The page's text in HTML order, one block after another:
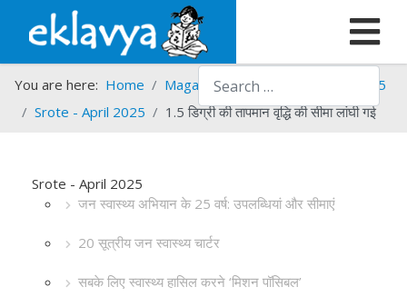
Search
You are here: Home Magazines Srote
Srote - 2025
Srote - April 2025
1.5 डिग्री की तापमान वृद्धि की सीमा लांघी गई
Srote - April 2025
जन स्वास्थ्य अभियान के 25 वर्ष: उपलब्धियां और सीमाएं
20 सूत्रीय जन स्वास्थ्य चार्टर
सबके लिए स्वास्थ्य हासिल करने ‘मिशन पॉसिबल’